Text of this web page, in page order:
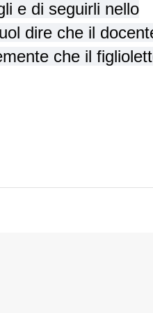
e di seguirli nello
dire che il
che il